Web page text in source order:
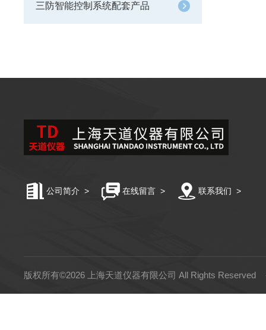
三防智能控制系统配套产品
公司简介 > 在线留言 > 联系我们 >
版权所有©2026 上海天道仪器有限公司 All Rights Reserved